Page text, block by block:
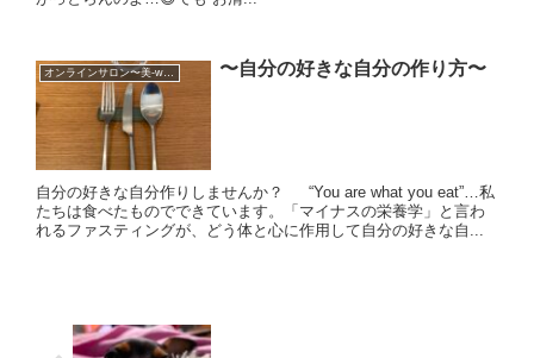
オンラインサロン〜美-waku〜 〜自分の好きな自分の作り方〜
自分の好きな自分作りしませんか？ “You are what you eat”…私
たちは食べたものでできています。「マイナスの栄養学」と言わ
れるファスティングが、どう体と心に作用して自分の好きな自...